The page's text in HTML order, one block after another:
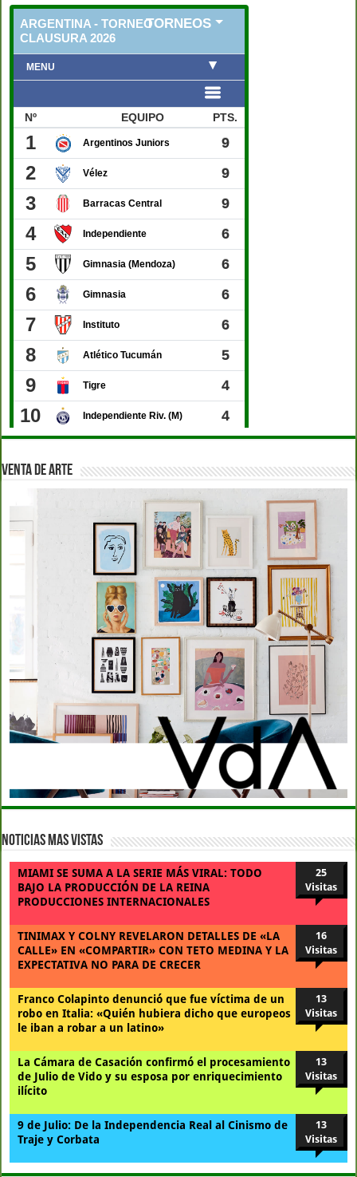
VENTA DE ARTE
Noticias Mas Vistas
MIAMI SE SUMA A LA SERIE MÁS VIRAL: TODO
BAJO LA PRODUCCIÓN DE LA REINA
PRODUCCIONES INTERNACIONALES
25
Visitas
TINIMAX Y COLNY REVELARON DETALLES DE «LA
CALLE» EN «COMPARTIR» CON TETO MEDINA Y LA
EXPECTATIVA NO PARA DE CRECER
16
Visitas
Franco Colapinto denunció que fue víctima de un
robo en Italia: «Quién hubiera dicho que europeos
le iban a robar a un latino»
13
Visitas
La Cámara de Casación confirmó el procesamiento
de Julio de Vido y su esposa por enriquecimiento
ilícito
13
Visitas
9 de Julio: De la Independencia Real al Cinismo de
Traje y Corbata
13
Visitas